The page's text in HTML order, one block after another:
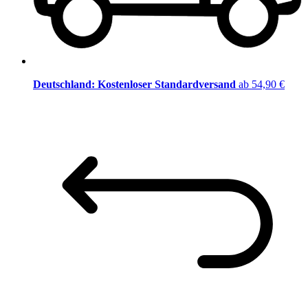
Deutschland: Kostenloser Standardversand ab 54,90 €